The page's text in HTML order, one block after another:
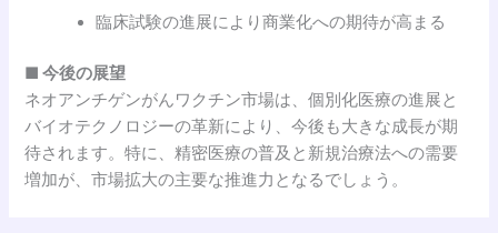
臨床試験の進展により商業化への期待が高まる
■ 今後の展望
ネオアンチゲンがんワクチン市場は、個別化医療の進展と
バイオテクノロジーの革新により、今後も大きな成長が期
待されます。特に、精密医療の普及と新規治療法への需要
増加が、市場拡大の主要な推進力となるでしょう。